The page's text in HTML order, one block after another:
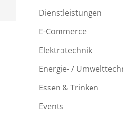
Dienstleistungen
E-Commerce
Elektrotechnik
Energie- /
Essen & Trinken
Events